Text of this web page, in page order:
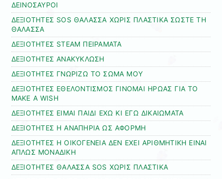
ΔΕΙΝΟΣΑΥΡΟΙ
ΔΕΞΙΟΤΗΤΕΣ SOS ΘΑΛΑΣΣΑ ΧΩΡΙΣ ΠΛΑΣΤΙΚΑ ΣΩΣΤΕ ΤΗ
ΘΑΛΑΣΣΑ
ΔΕΞΙΟΤΗΤΕΣ STEAM ΠΕΙΡΑΜΑΤΑ
ΔΕΞΙΟΤΗΤΕΣ ΑΝΑΚΥΚΛΩΣΗ
ΔΕΞΙΟΤΗΤΕΣ ΓΝΩΡΙΖΩ ΤΟ ΣΩΜΑ ΜΟΥ
ΔΕΞΙΟΤΗΤΕΣ ΕΘΕΛΟΝΤΙΣΜΟΣ ΓΙΝΟΜΑΙ ΗΡΩΑΣ ΓΙΑ ΤΟ
MAKE A WISH
ΔΕΞΙΟΤΗΤΕΣ ΕΙΜΑΙ ΠΑΙΔΙ ΕΧΩ ΚΙ ΕΓΩ ΔΙΚΑΙΩΜΑΤΑ
ΔΕΞΙΟΤΗΤΕΣ Η ΑΝΑΠΗΡΙΑ ΩΣ ΑΦΟΡΜΗ
ΔΕΞΙΟΤΗΤΕΣ Η ΟΙΚΟΓΕΝΕΙΑ ΔΕΝ ΕΧΕΙ ΑΡΙΘΜΗΤΙΚΗ ΕΙΝΑΙ
ΑΠΛΩΣ ΜΟΝΑΔΙΚΗ
ΔΕΞΙΟΤΗΤΕΣ ΘΑΛΑΣΣΑ SOS ΧΩΡΙΣ ΠΛΑΣΤΙΚΑ